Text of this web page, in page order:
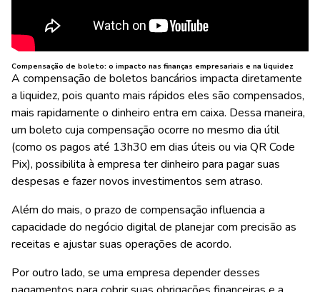
Compensação de boleto: o impacto nas finanças empresariais e na liquidez
A compensação de boletos bancários impacta diretamente
a liquidez, pois quanto mais rápidos eles são compensados,
mais rapidamente o dinheiro entra em caixa. Dessa maneira,
um boleto cuja compensação ocorre no mesmo dia útil
(como os pagos até 13h30 em dias úteis ou via QR Code
Pix), possibilita à empresa ter dinheiro para pagar suas
despesas e fazer novos investimentos sem atraso.
Além do mais, o prazo de compensação influencia a
capacidade do negócio digital de planejar com precisão as
receitas e ajustar suas operações de acordo.
Por outro lado, se uma empresa depender desses